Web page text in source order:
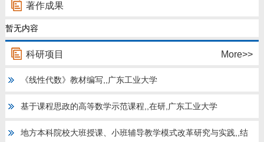
著作成果
暂无内容
科研项目 More>>
《线性代数》教材编写,,广东工业大学
基于课程思政的高等数学示范课程,,在研,广东工业大学
地方本科院校大班授课、小班辅导教学模式改革研究与实践,,结